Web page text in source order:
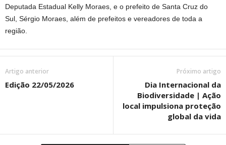
Deputada Estadual Kelly Moraes, e o prefeito de Santa Cruz do
Sul, Sérgio Moraes, além de prefeitos e vereadores de toda a
região.
Artigo anterior
Edição 22/05/2026
Próximo artigo
Dia Internacional da
Biodiversidade | Ação
local impulsiona proteção
global da vida